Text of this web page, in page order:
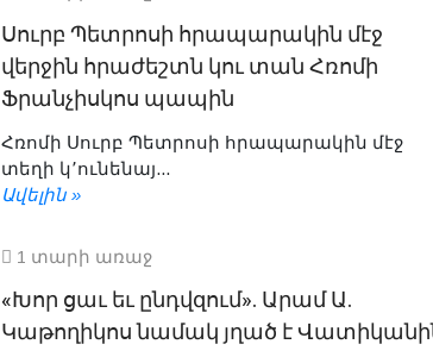
Սուրբ Պետրոսի հրապարակին մէջ
վերջին հրաժեշտն կու տան Հռոմի
Ֆրանչիսկոս պապին
Հռոմի Սուրբ Պետրոսի հրապարակին մէջ
տեղի կ՚ունենայ...
Ավելին »
1 տարի առաջ
«Խոր ցաւ եւ ընդվզում». Արամ Ա.
Կաթողիկոս նամակ յղած է